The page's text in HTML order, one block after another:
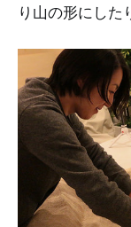
り山の形にした